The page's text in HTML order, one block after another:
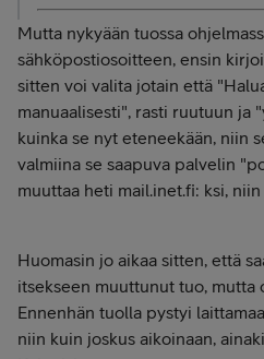
Mutta nykyään tuossa
sähköpostiosoitteen, ensin
sitten voi valita jotain että
manuaalisesti", rasti ruutuun ja
kuinka se nyt eteneekään, niin
valmiina se saapuva palvelin
muuttaa heti mail.inet.fi: ksi,
Huomasin jo aikaa sitten, että
itsekseen muuttunut tuo, mutta
Ennenhän tuolla pystyi
niin kuin joskus aikoinaan,